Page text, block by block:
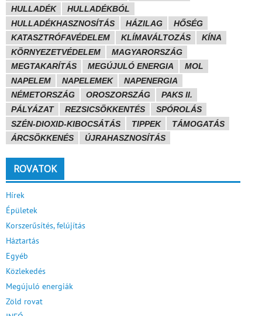
HULLADÉK
HULLADÉKBÓL
HULLADÉKHASZNOSÍTÁS
HÁZILAG
HŐSÉG
KATASZTRÓFAVÉDELEM
KLÍMAVÁLTOZÁS
KÍNA
KÖRNYEZETVÉDELEM
MAGYARORSZÁG
MEGTAKARÍTÁS
MEGÚJULÓ ENERGIA
MOL
NAPELEM
NAPELEMEK
NAPENERGIA
NÉMETORSZÁG
OROSZORSZÁG
PAKS II.
PÁLYÁZAT
REZSICSÖKKENTÉS
SPÓROLÁS
SZÉN-DIOXID-KIBOCSÁTÁS
TIPPEK
TÁMOGATÁS
ÁRCSÖKKENÉS
ÚJRAHASZNOSÍTÁS
ROVATOK
Hírek
Épületek
Korszerűsítés, felújítás
Háztartás
Egyéb
Közlekedés
Megújuló energiák
Zöld rovat